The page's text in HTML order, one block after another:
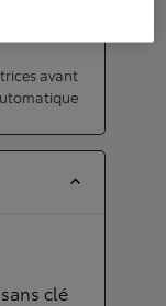
avant
clé